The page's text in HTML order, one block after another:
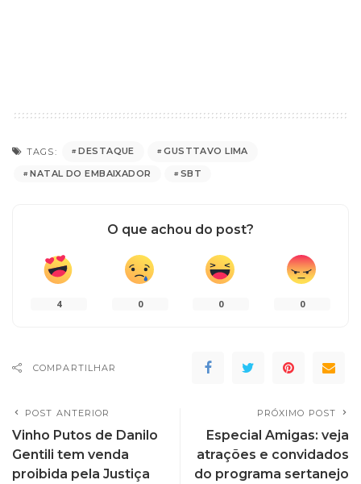
TAGS: DESTAQUE
GUSTTAVO LIMA
NATAL DO EMBAIXADOR
SBT
O que achou do post?
4 0 0 0
COMPARTILHAR
POST ANTERIOR
Vinho Putos de Danilo
Gentili tem venda
proibida pela Justiça
PRÓXIMO POST
Especial Amigas: veja
atrações e convidados
do programa sertanejo